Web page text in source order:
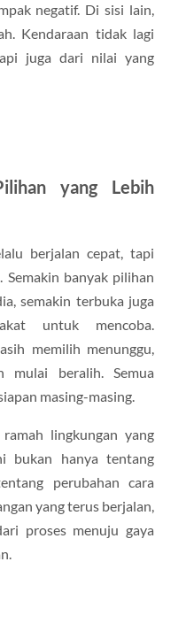
negatif. Di sisi lain,
Kendaraan tidak lagi
juga dari nilai yang
yang Lebih
berjalan cepat, tapi
banyak pilihan
semakin terbuka juga
untuk mencoba.
memilih menunggu,
mulai beralih. Semua
masing-masing.
lingkungan yang
bukan hanya tentang
perubahan cara
yang terus berjalan,
proses menuju gaya